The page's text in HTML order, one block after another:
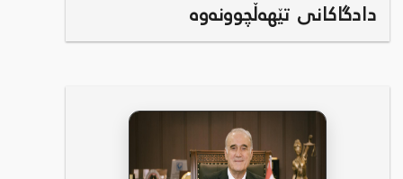
دادگاکانی تێهەڵچوونەوە